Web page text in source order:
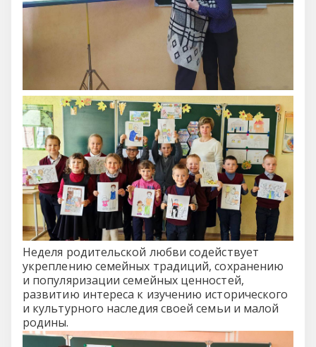
Неделя родительской любви содействует
укреплению семейных традиций, сохранению
и популяризации семейных ценностей,
развитию интереса к изучению исторического
и культурного наследия своей семьи и малой
родины.